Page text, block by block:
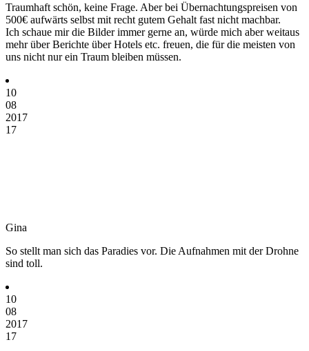
Traumhaft schön, keine Frage. Aber bei Übernachtungspreisen von
500€ aufwärts selbst mit recht gutem Gehalt fast nicht machbar.
Ich schaue mir die Bilder immer gerne an, würde mich aber weitaus
mehr über Berichte über Hotels etc. freuen, die für die meisten von
uns nicht nur ein Traum bleiben müssen.
10
08
2017
17
Gina
So stellt man sich das Paradies vor. Die Aufnahmen mit der Drohne
sind toll.
10
08
2017
17